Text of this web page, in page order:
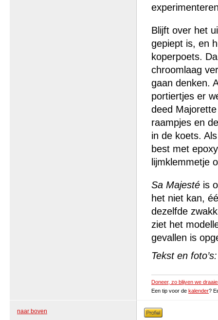
Blijft over het
gepiept is, en
koperpoets.
chroomlaag
gaan denken.
portiertjes er
deed
raampjes en
in de koets.
best met
lijmklemmetje
Sa Majesté is
het niet kan,
dezelfde
ziet het
gevallen is
Tekst en
Doneer, zo blijven we
Een tip voor de kalender?
naar boven